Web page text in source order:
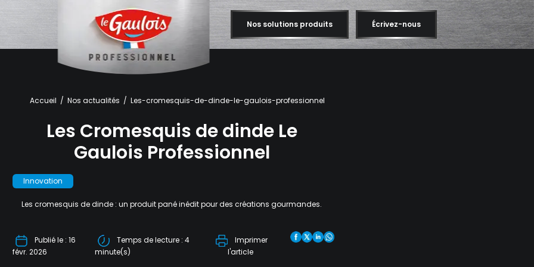
Nos solutions produits Écrivez-nous
Accueil Nos actualités Les-cromesquis-de-dinde-le-gaulois-professionnel
Les Cromesquis de dinde Le
Gaulois Professionnel
Innovation
Les cromesquis de dinde : un produit pané inédit pour des créations gourmandes.
Publié le : 16
févr. 2026
Temps de lecture : 4
minute(s)
Imprimer
l'article